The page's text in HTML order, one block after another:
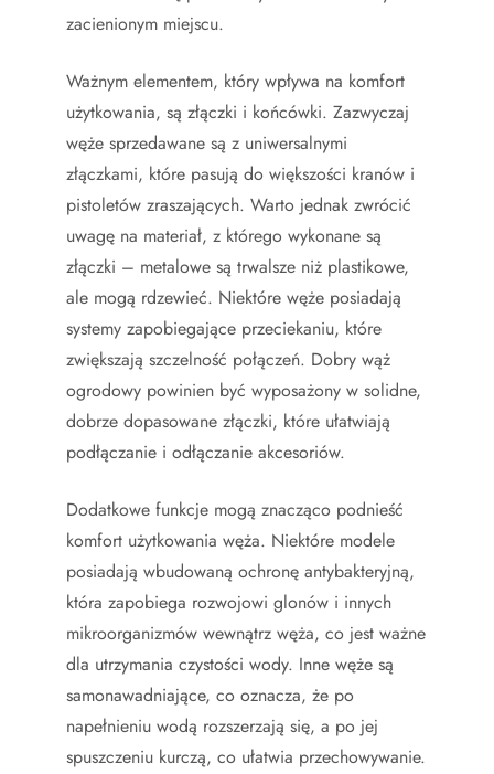
zacienionym miejscu.
Ważnym elementem, który wpływa na komfort
użytkowania, są złączki i końcówki. Zazwyczaj
węże sprzedawane są z uniwersalnymi
złączkami, które pasują do większości kranów i
pistoletów zraszających. Warto jednak zwrócić
uwagę na materiał, z którego wykonane są
złączki – metalowe są trwalsze niż plastikowe,
ale mogą rdzewieć. Niektóre węże posiadają
systemy zapobiegające przeciekaniu, które
zwiększają szczelność połączeń. Dobry wąż
ogrodowy powinien być wyposażony w solidne,
dobrze dopasowane złączki, które ułatwiają
podłączanie i odłączanie akcesoriów.
Dodatkowe funkcje mogą znacząco podnieść
komfort użytkowania węża. Niektóre modele
posiadają wbudowaną ochronę antybakteryjną,
która zapobiega rozwojowi glonów i innych
mikroorganizmów wewnątrz węża, co jest ważne
dla utrzymania czystości wody. Inne węże są
samonawadniające, co oznacza, że po
napełnieniu wodą rozszerzają się, a po jej
spuszczeniu kurczą, co ułatwia przechowywanie.